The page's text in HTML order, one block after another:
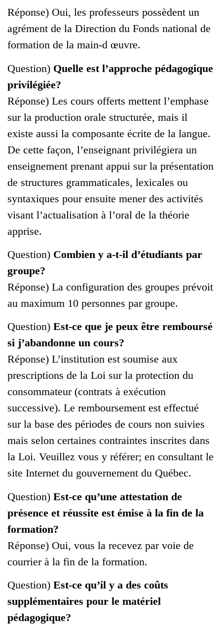
Réponse) Oui, les professeurs possèdent un
agrément de la Direction du Fonds national de
formation de la main-d œuvre.
Question) Quelle est l’approche pédagogique
privilégiée?
Réponse) Les cours offerts mettent l’emphase
sur la production orale structurée, mais il
existe aussi la composante écrite de la langue.
De cette façon, l’enseignant privilégiera un
enseignement prenant appui sur la présentation
de structures grammaticales, lexicales ou
syntaxiques pour ensuite mener des activités
visant l’actualisation à l’oral de la théorie
apprise.
Question) Combien y a-t-il d’étudiants par
groupe?
Réponse) La configuration des groupes prévoit
au maximum 10 personnes par groupe.
Question) Est-ce que je peux être remboursé
si j’abandonne un cours?
Réponse) L’institution est soumise aux
prescriptions de la Loi sur la protection du
consommateur (contrats à exécution
successive). Le remboursement est effectué
sur la base des périodes de cours non suivies
mais selon certaines contraintes inscrites dans
la Loi. Veuillez vous y référer; en consultant le
site Internet du gouvernement du Québec.
Question) Est-ce qu’une attestation de
présence et réussite est émise à la fin de la
formation?
Réponse) Oui, vous la recevez par voie de
courrier à la fin de la formation.
Question) Est-ce qu’il y a des coûts
supplémentaires pour le matériel
pédagogique?